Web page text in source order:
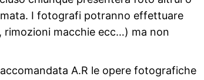
I fotografi potranno effettuare
macchie ecc…) ma non
A.R le opere fotografiche